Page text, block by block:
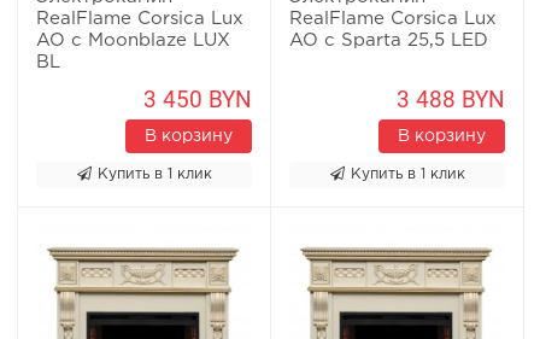
RealFlame Corsica Lux
AO с Moonblaze LUX
BL
3 450 BYN
В корзину
Купить в 1 клик
RealFlame Corsica Lux
AO с Sparta 25,5 LED
3 488 BYN
В корзину
Купить в 1 клик